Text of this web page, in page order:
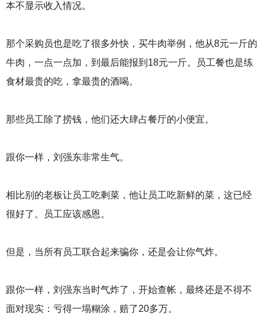
本不显示收入情况。
那个采购员也是吃了很多外快，买牛肉举例，他从8元一斤的
牛肉，一点一点加，到最后能报到18元一斤。员工餐也是练
食材最贵的吃，拿最贵的酒喝。
那些员工除了捞钱，他们还大肆占餐厅的小便宜。
跟你一样，刘强东非常生气。
相比别的老板让员工吃剩菜，他让员工吃新鲜的菜，这已经
很好了。员工应该感恩。
但是，当所有员工联合起来骗你，还是会让你气炸。
跟你一样，刘强东当时气炸了，开始查帐，最终还是不得不
面对现实：亏得一塌糊涂，赔了20多万。